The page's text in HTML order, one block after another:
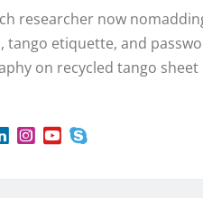
researcher now
tango etiquette, and
on recycled tango